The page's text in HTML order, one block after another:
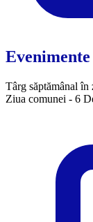
Târg săptămânal în
Ziua comunei - 6